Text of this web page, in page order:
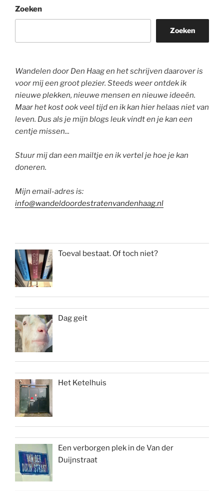
Zoeken
Zoeken
Wandelen door Den Haag en het schrijven daarover is
voor mij een groot plezier. Steeds weer ontdek ik
nieuwe plekken, nieuwe mensen en nieuwe ideeën.
Maar het kost ook veel tijd en ik kan hier helaas niet van
leven. Dus als je mijn blogs leuk vindt en je kan een
centje missen...
Stuur mij dan een mailtje en ik vertel je hoe je kan
doneren.
Mijn email-adres is:
info@wandeldoordestratenvandenhaag.nl
Toeval bestaat. Of toch niet?
Dag geit
Het Ketelhuis
Een verborgen plek in de Van der
Duijnstraat